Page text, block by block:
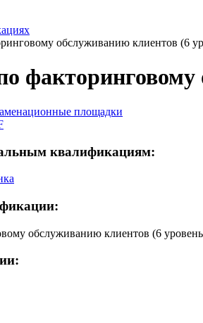
обслуживанию клиентов (6
площадки
квалификациям:
обслуживанию клиентов (6